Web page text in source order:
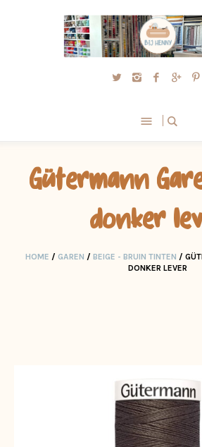
Gütermann
donker
HOME / GAREN / BEIGE - BRUIN TINTEN /
DONKER LEVER